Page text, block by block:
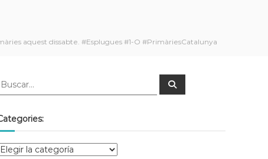
aquest dissabte. #Esplugues #1-O #PrimàriesCatalunya